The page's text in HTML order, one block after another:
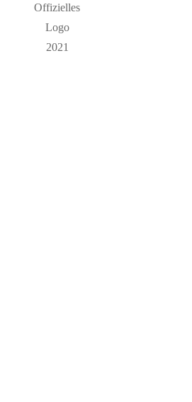
Offizielles
Logo
2021